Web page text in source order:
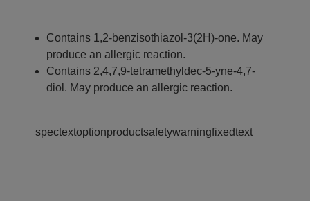
Contains 1,2-benzisothiazol-3(2H)-one. May
produce an allergic reaction.
Contains 2,4,7,9-tetramethyldec-5-yne-4,7-
diol. May produce an allergic reaction.
spectextoptionproductsafetywarningfixedtext